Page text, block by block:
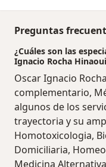
Preguntas
¿Cuáles son las
Ignacio Rocha
Oscar Ignacio
complementario,
algunos de los
trayectoria y su
Homotoxicologia,
Domiciliaria,
Medicina